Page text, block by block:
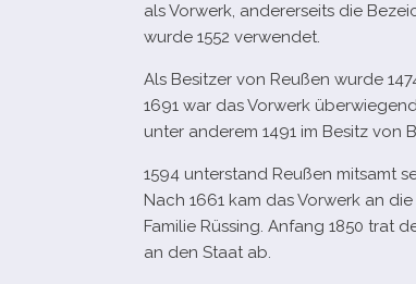
als Vorwerk, ande­rer­seits die
wurde 1552 verwendet.
Als Besitzer von Reußen wurde
1691 war das Vorwerk
unter ande­rem 1491 im Besitz von
1594 unter­stand Reußen mit­samt
Nach 1661 kam das Vorwerk an
Familie Rüssing. Anfang 1850 trat
an den Staat ab.